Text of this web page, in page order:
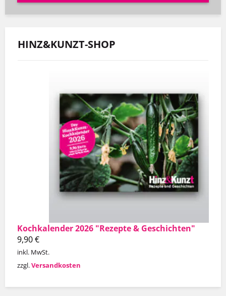
HINZ&KUNZT-SHOP
Kochkalender 2026 "Rezepte & Geschichten"
9,90€
inkl. MwSt.
zzgl.Versandkosten